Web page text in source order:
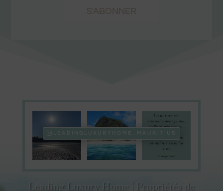
S'ABONNER
LEADINGLUXURYHOME_MAURITIUS
Leading Luxury Home | Propriétés de